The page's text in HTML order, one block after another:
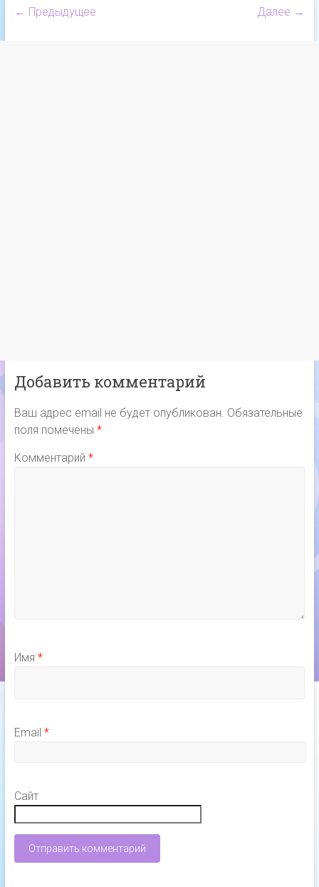
← Предыдущее
Далее →
Добавить комментарий
Ваш адрес email не будет опубликован. Обязательные
поля помечены *
Комментарий *
Имя *
Email *
Сайт